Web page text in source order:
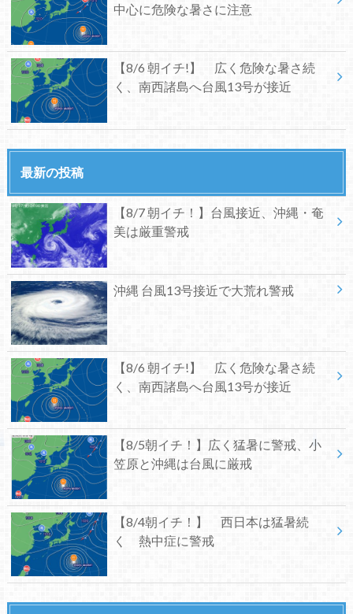
中心に危険な暑さに注意
【8/6 朝イチ!】 広く危険な暑さ続
く、南西諸島へ台風13号が接近
最新の投稿
【8/7 朝イチ！】台風接近、沖縄・奄
美は厳重警戒
沖縄 台風13号接近で大荒れ警戒
【8/6 朝イチ!】 広く危険な暑さ続
く、南西諸島へ台風13号が接近
【8/5朝イチ！】広く猛暑に警戒、小
笠原と沖縄は台風に厳戒
【8/4朝イチ！】 西日本は猛暑続
く 熱中症に警戒